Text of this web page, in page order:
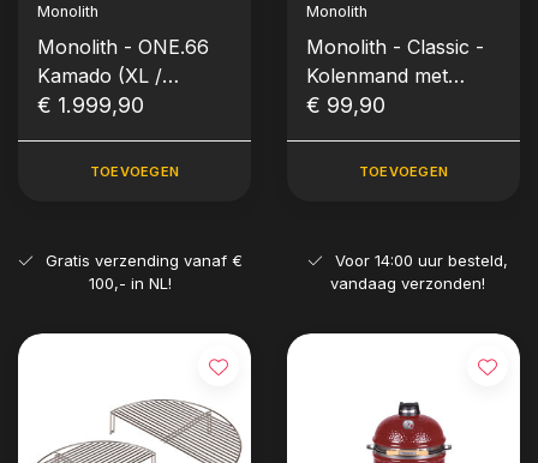
Monolith
Monolith - ONE.66
Kamado (XL /
LeChef Model)
€ 1.999,90
TOEVOEGEN
Monolith
Monolith - Classic -
Kolenmand met
Verdeler
€ 99,90
TOEVOEGEN
Gratis verzending vanaf €
100,- in NL!
Voor 14:00 uur besteld,
vandaag verzonden!